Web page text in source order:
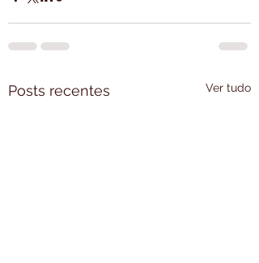
Posts recentes Ver tudo